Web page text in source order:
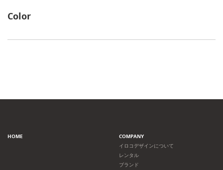
Color
HOME
COMPANY
イロコデザインについて
レンタル
ブランド